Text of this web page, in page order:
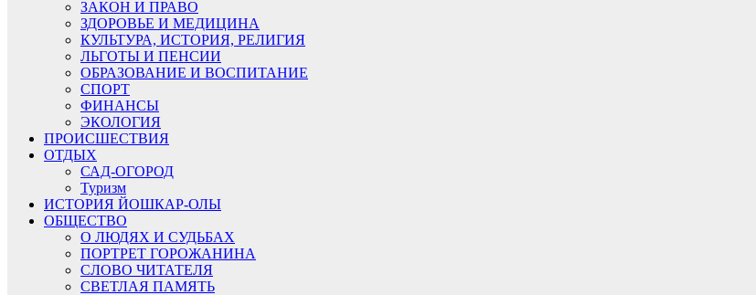
ЗАКОН И ПРАВО
ЗДОРОВЬЕ И МЕДИЦИНА
КУЛЬТУРА, ИСТОРИЯ, РЕЛИГИЯ
ЛЬГОТЫ И ПЕНСИИ
ОБРАЗОВАНИЕ И ВОСПИТАНИЕ
СПОРТ
ФИНАНСЫ
ЭКОЛОГИЯ
ПРОИСШЕСТВИЯ
ОТДЫХ
САД-ОГОРОД
Туризм
ИСТОРИЯ ЙОШКАР-ОЛЫ
ОБЩЕСТВО
О ЛЮДЯХ И СУДЬБАХ
ПОРТРЕТ ГОРОЖАНИНА
СЛОВО ЧИТАТЕЛЯ
СВЕТЛАЯ ПАМЯТЬ